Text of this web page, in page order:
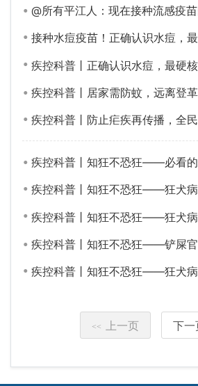
@所有平江人：现在接种流感疫
接种水痘疫苗！正确认识水痘，最硬
疾控科普丨正确认识水痘，最硬
疾控科普丨居家需防蚊，远离登
疾控科普丨防止疟疾再传播，全民共筑健康防线——第18
疾控科普丨知狂不恐狂——必看的狂犬病防控
疾控科普丨知狂不恐狂——狂犬
疾控科普丨知狂不恐狂——狂犬病毒十日观
疾控科普丨知狂不恐狂——铲屎官必看！狂犬
疾控科普丨知狂不恐狂——狂犬病暴露后和暴露
<< 上一页 下一